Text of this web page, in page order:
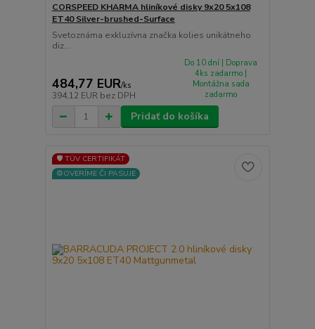
CORSPEED KHARMA hliníkové disky 9x20 5x108
ET40 Silver-brushed-Surface
Svetoznáma exkluzívna značka kolies unikátneho
diz...
484,77 EUR/ks
394,12 EUR bez DPH
Do 10 dní | Doprava
4ks zadarmo |
Montážna sada
zadarmo
Pridať do košíka
🛡️ TÜV CERTIFIKÁT
⚙️OVERÍME ČI PASUJE